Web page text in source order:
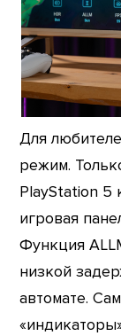
Для
режим.
PlayStation 5
игровая
Функция
низкой
автомате.